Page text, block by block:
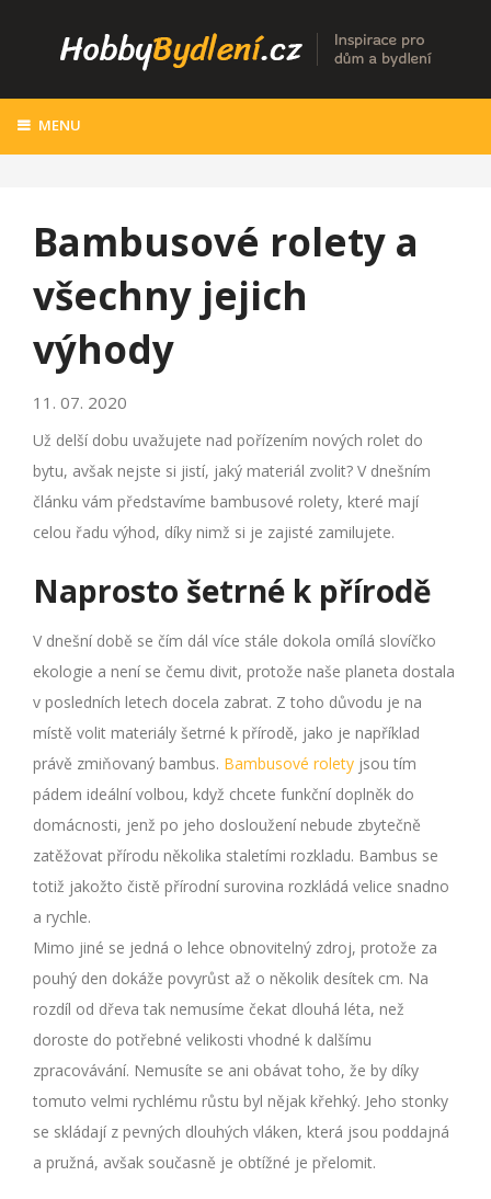
MENU
Bambusové rolety a
všechny jejich
výhody
11. 07. 2020
Už delší dobu uvažujete nad pořízením nových rolet do
bytu, avšak nejste si jistí, jaký materiál zvolit? V dnešním
článku vám představíme bambusové rolety, které mají
celou řadu výhod, díky nimž si je zajisté zamilujete.
Naprosto šetrné k přírodě
V dnešní době se čím dál více stále dokola omílá slovíčko
ekologie a není se čemu divit, protože naše planeta dostala
v posledních letech docela zabrat. Z toho důvodu je na
místě volit materiály šetrné k přírodě, jako je například
právě zmiňovaný bambus. Bambusové rolety jsou tím
pádem ideální volbou, když chcete funkční doplněk do
domácnosti, jenž po jeho dosloužení nebude zbytečně
zatěžovat přírodu několika staletími rozkladu. Bambus se
totiž jakožto čistě přírodní surovina rozkládá velice snadno
a rychle.
Mimo jiné se jedná o lehce obnovitelný zdroj, protože za
pouhý den dokáže povyrůst až o několik desítek cm. Na
rozdíl od dřeva tak nemusíme čekat dlouhá léta, než
doroste do potřebné velikosti vhodné k dalšímu
zpracovávání. Nemusíte se ani obávat toho, že by díky
tomuto velmi rychlému růstu byl nějak křehký. Jeho stonky
se skládají z pevných dlouhých vláken, která jsou poddajná
a pružná, avšak současně je obtížné je přelomit.